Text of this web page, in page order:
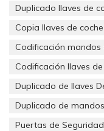
como el nuestro los
precio final
En caso de pérdida
(código de seguridad
vehículo) o en su
Duplicado llaves de
Copia llaves de
Codificación mandos
Codificación llaves
Duplicado de llaves
Duplicado de
Puertas de